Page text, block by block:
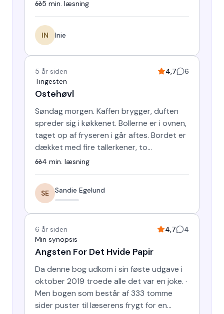
5 min. læsning
IN Inie
5 år siden 4,7
6
Tingesten
Ostehøvl
Søndag morgen. Kaffen brygger, duften
spreder sig i køkkenet. Bollerne er i ovnen,
taget op af fryseren i går aftes. Bordet er
dækket med fire tallerkener, to
kaffekopper og to gla…
4 min. læsning
SE Sandie Egelund
6 år siden 4,7
4
Min synopsis
Angsten For Det Hvide Papir
Da denne bog udkom i sin føste udgave i
oktober 2019 troede alle det var en joke. ·
Men bogen som består af 333 tomme
sider puster til læserens frygt for en